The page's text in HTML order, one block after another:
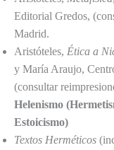
Editorial Gredos,
Madrid.
Aristóteles, Ética a
y María Araujo,
(consultar
Helenismo
Estoicismo)
Textos Herméticos